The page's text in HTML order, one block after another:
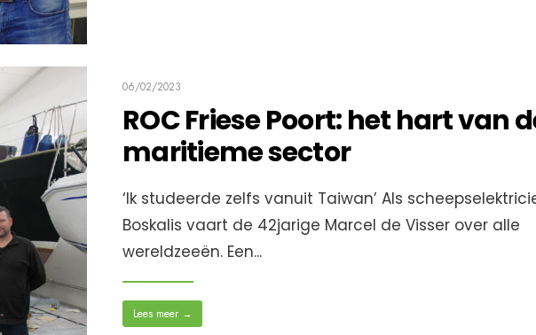
06/02/2023
ROC Friese Poort: het hart van
maritieme sector
‘Ik studeerde zelfs vanuit Taiwan’ Als
Boskalis vaart de 42jarige Marcel de Visser over alle
wereldzeeën. Een...
Lees meer →